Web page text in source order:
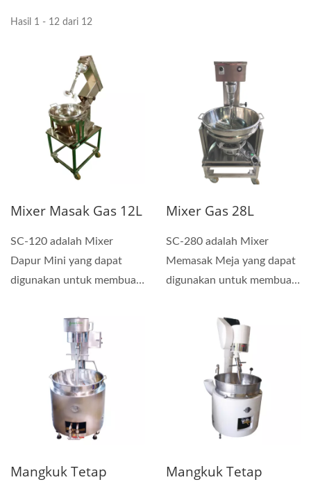
Hasil 1 - 12 dari 12
Mixer Masak Gas 12L
SC-120 adalah Mixer
Dapur Mini yang dapat
digunakan untuk membuat
Mixer Gas 28L
SC-280 adalah Mixer
Memasak Meja yang dapat
digunakan untuk membuat
Mangkuk Tetap
Mangkuk Tetap